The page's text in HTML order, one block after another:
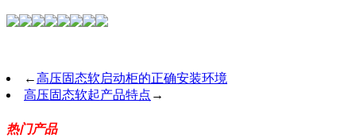
← 高压固态软启动柜的正确安装环境
高压固态软起产品特点 →
热门产品